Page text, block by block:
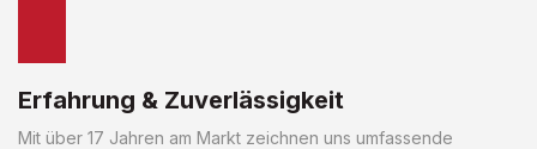
Erfahrung & Zuverlässigkeit
Mit über 17 Jahren am Markt zeichnen uns umfassende